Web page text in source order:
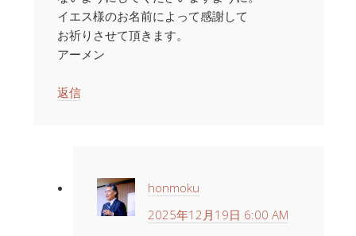
イエス様のお名前によって感謝して
お祈りさせて頂きます。
アーメン
返信
honmoku
2025年12月19日 6:00 AM